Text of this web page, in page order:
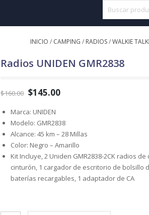
INICIO / CAMPING / RADIOS/WALKIE
Radios UNIDEN GMR2838
$160.00 $145.00
Marca: UNIDEN
Modelo: GMR2838
Alcance: 45 km – 28 Millas
Color: Negro – Amarillo
Kit Incluye,2 Uniden GMR2838-2CK radios de
cinturón, 1 cargador de escritorio de bolsillo
baterías recargables, 1 adaptador de CA